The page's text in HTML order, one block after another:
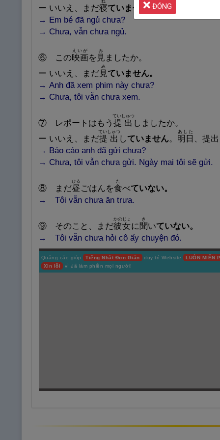
ー いいえ、まだ寝
ね
ていません。
→ Em bé đã ngủ chưa?
→ Chưa, vẫn chưa ngủ.
⑥ この映画
えいが
を 見
み
ましたか。
ー いいえ、まだ見
み
ていません。
→ Anh đã xem phim này chưa?
→ Chưa, tôi vẫn chưa xem.
⑦ レポートはもう 提 出
ていしゅつ
しましたか。
ー いいえ、まだ提 出
ていしゅつ
していません。 明 日
あした
、 提出
→ Báo cáo anh đã gửi chưa?
→ Chưa, tôi vẫn chưa gửi. Ngày mai tôi sẽ gửi.
⑧ まだ昼
ひる
ごはんを食
た
べていない。
→ Tôi vẫn chưa ăn trưa.
⑨ そのこと、まだ彼
Nghĩa: Bên kia, kẻ khác, đối
phương
女
かのじょ
に聞
き
いていない。
→ Tôi vẫn chưa hỏi cô ấy chuyện đó.
Quảng cáo giúp Tiếng Nhật Đơn Giản duy trì Website
LUÔN MIỄN
Xin lỗi
vì đã làm phiền mọi người!
ĐÓNG